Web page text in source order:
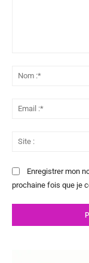
Enregistrer mon
prochaine fois que je